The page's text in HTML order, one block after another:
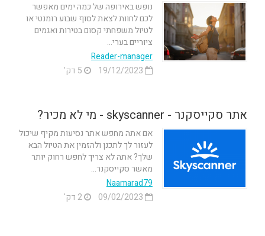
נופש באירופה של כמה ימים מאפשר
לכם לחוות לצאת לסוף שבוע רומנטי או
לטיול משפחתי קסום בטירות ואגמים
ציוריים בערי...
Reader-manager
אתר סקייסקנר - skyscanner - מי לא מכיר?
אם אתה מחפש אתר נסיעות מקיף שיכול
לעזור לך לתכנן ולהזמין את הטיול הבא
שלך? אתה לא צריך לחפש רחוק יותר
מאשר סקייסקנר...
Naamarad79
2 דק'